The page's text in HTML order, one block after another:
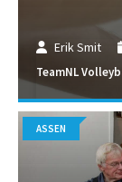
Erik Smit
TeamNL
ASSEN